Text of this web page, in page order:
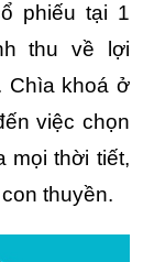
phiếu tại 1
thu về lợi
Chìa khoá ở
việc chọn
mọi thời tiết,
thuyền.